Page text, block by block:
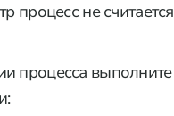
процесс не считается
процесса выполните